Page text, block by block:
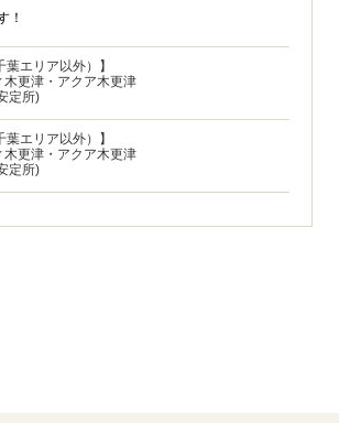
！
葉エリア以外）】
木更津・アクア木更津
定所)
葉エリア以外）】
木更津・アクア木更津
定所)